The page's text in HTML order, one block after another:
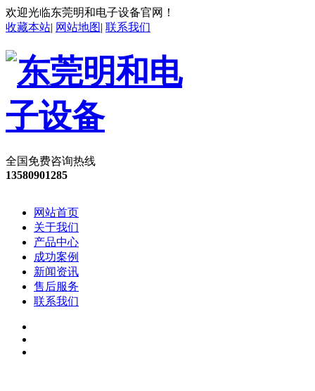
欢迎光临东莞明和电子设备官网！
收藏本站| 网站地图| 联系我们
全国免费咨询热线
13580901285
网站首页
关于我们
产品中心
成功案例
新闻资讯
售后服务
联系我们